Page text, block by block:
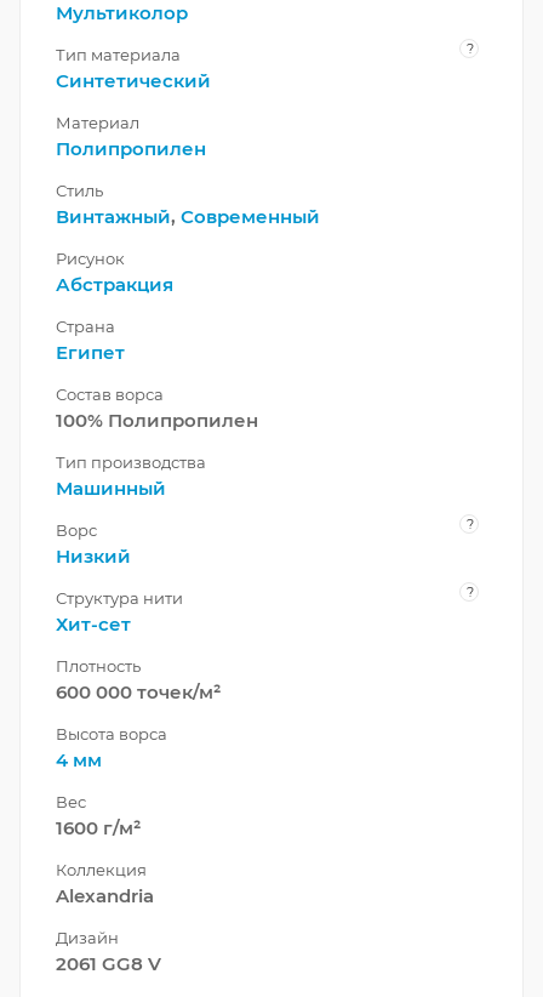
Мультиколор
Тип материала ?
Синтетический
Материал
Полипропилен
Стиль
Винтажный, Современный
Рисунок
Абстракция
Страна
Египет
Состав ворса
100% Полипропилен
Тип производства
Машинный
Ворс ?
Низкий
Структура нити ?
Хит-сет
Плотность
600 000 точек/м²
Высота ворса
4 мм
Вес
1600 г/м²
Коллекция
Alexandria
Дизайн
2061 GG8 V